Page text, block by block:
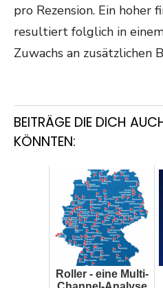
pro Rezension. Ein hoher
resultiert folglich in
Zuwachs an zusätzlichen
BEITRÄGE DIE DICH
KÖNNTEN:
Roller - eine Multi-